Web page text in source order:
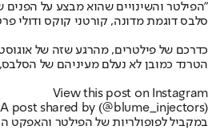
"הפילטר והשינויים שהוא מבצע על
סלבס דוגמת מדונה, קורטני קוקס ודולי
כדרכם של פילטרים, מהרגע שזה של
הטרנד כמובן לא נעלם מעיניהם של
View this post on Instagram
A post shared by (@blume_injectors)
במקביל לפופולריות של הפילטר והאפקט